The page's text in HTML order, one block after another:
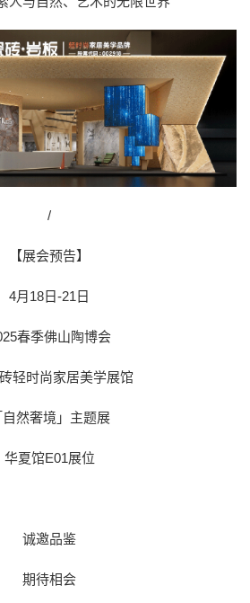
/
【展会预告】
4月18日-21日
春季佛山陶博会
轻时尚家居美学展馆
自然奢境」主题展
华夏馆E01展位
诚邀品鉴
期待相会